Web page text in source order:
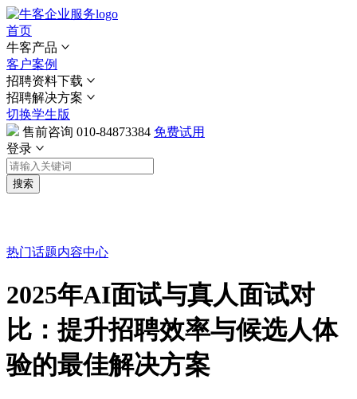
首页
牛客产品
客户案例
招聘资料下载
招聘解决方案
切换学生版
售前咨询 010-84873384 免费试用
登录
搜索
热门话题内容中心
2025年AI面试与真人面试对
比：提升招聘效率与候选人体
验的最佳解决方案